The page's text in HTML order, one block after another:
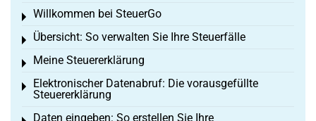
Willkommen bei SteuerGo
Toggle menu
Übersicht: So verwalten Sie Ihre Steuerfälle
Toggle menu
Meine Steuererklärung
Toggle menu
Elektronischer Datenabruf: Die vorausgefüllte
Steuererklärung
Toggle menu
Daten eingeben: So erstellen Sie Ihre